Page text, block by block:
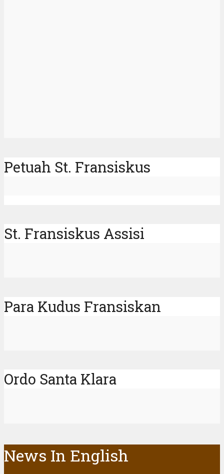
Petuah St. Fransiskus
St. Fransiskus Assisi
Para Kudus Fransiskan
Ordo Santa Klara
News In English